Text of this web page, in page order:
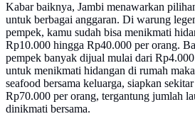
Kabar baiknya, Jambi menawarkan
untuk berbagai anggaran. Di warung
pempek, kamu sudah bisa menikmati
Rp10.000 hingga Rp40.000 per orang.
pempek banyak dijual mulai dari
untuk menikmati hidangan di rumah
seafood bersama keluarga, siapkan
Rp70.000 per orang, tergantung jumlah
dinikmati bersama.